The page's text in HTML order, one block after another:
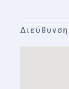
Διεύθυνση